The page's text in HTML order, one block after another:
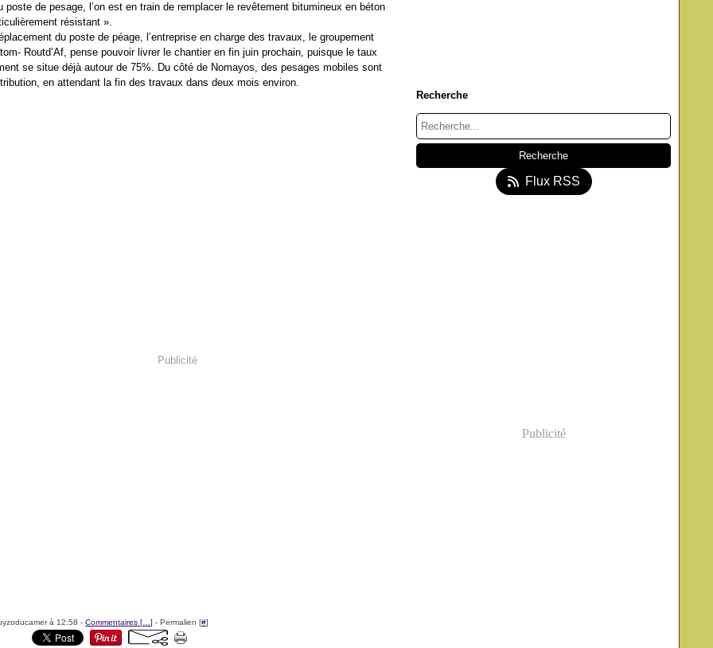
poste de pesage, l’on est en train de remplacer le revêtement bitumineux en béton
résistant ».
du poste de péage, l’entreprise en charge des travaux, le groupement
Routd’Af, pense pouvoir livrer le chantier en fin juin prochain, puisque le taux
se situe déjà autour de 75%. Du côté de Nomayos, des pesages mobiles sont
en attendant la fin des travaux dans deux mois environ.
Publicité
à 12:58 - Commentaires [ ] - Permalien [#]
Recherche
Flux RSS
Publicité